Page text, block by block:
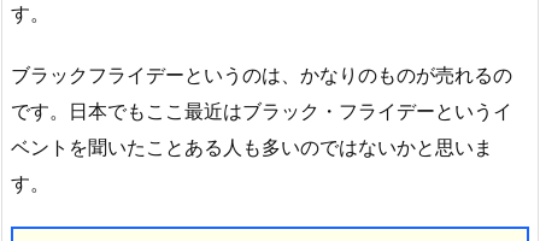
す。
ブラックフライデーというのは、かなりのものが売れるの
です。日本でもここ最近はブラック・フライデーというイ
ベントを聞いたことある人も多いのではないかと思いま
す。